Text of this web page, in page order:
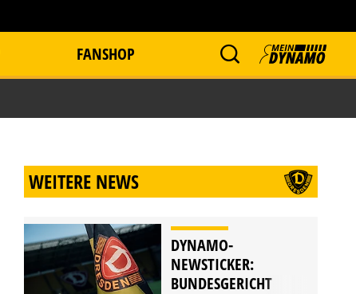
FANSHOP
WEITERE NEWS
DYNAMO-
NEWSTICKER:
BUNDESGERICHT